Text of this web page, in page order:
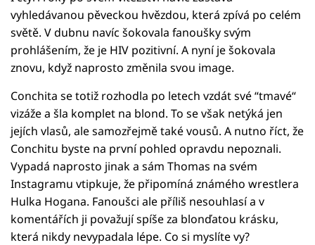
vyhledávanou pěveckou hvězdou, která zpívá po celém
světě. V dubnu navíc šokovala fanoušky svým
prohlášením, že je HIV pozitivní. A nyní je šokovala
znovu, když naprosto změnila svou image.
Conchita se totiž rozhodla po letech vzdát své “tmavé“
vizáže a šla komplet na blond. To se však netýká jen
jejích vlasů, ale samozřejmě také vousů. A nutno říct, že
Conchitu byste na první pohled opravdu nepoznali.
Vypadá naprosto jinak a sám Thomas na svém
Instagramu vtipkuje, že připomíná známého wrestlera
Hulka Hogana. Fanoušci ale příliš nesouhlasí a v
komentářích ji považují spíše za blonďatou krásku,
která nikdy nevypadala lépe. Co si myslíte vy?